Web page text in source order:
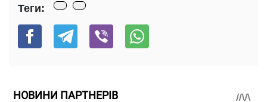
Теги:
НОВИНИ ПАРТНЕРІВ